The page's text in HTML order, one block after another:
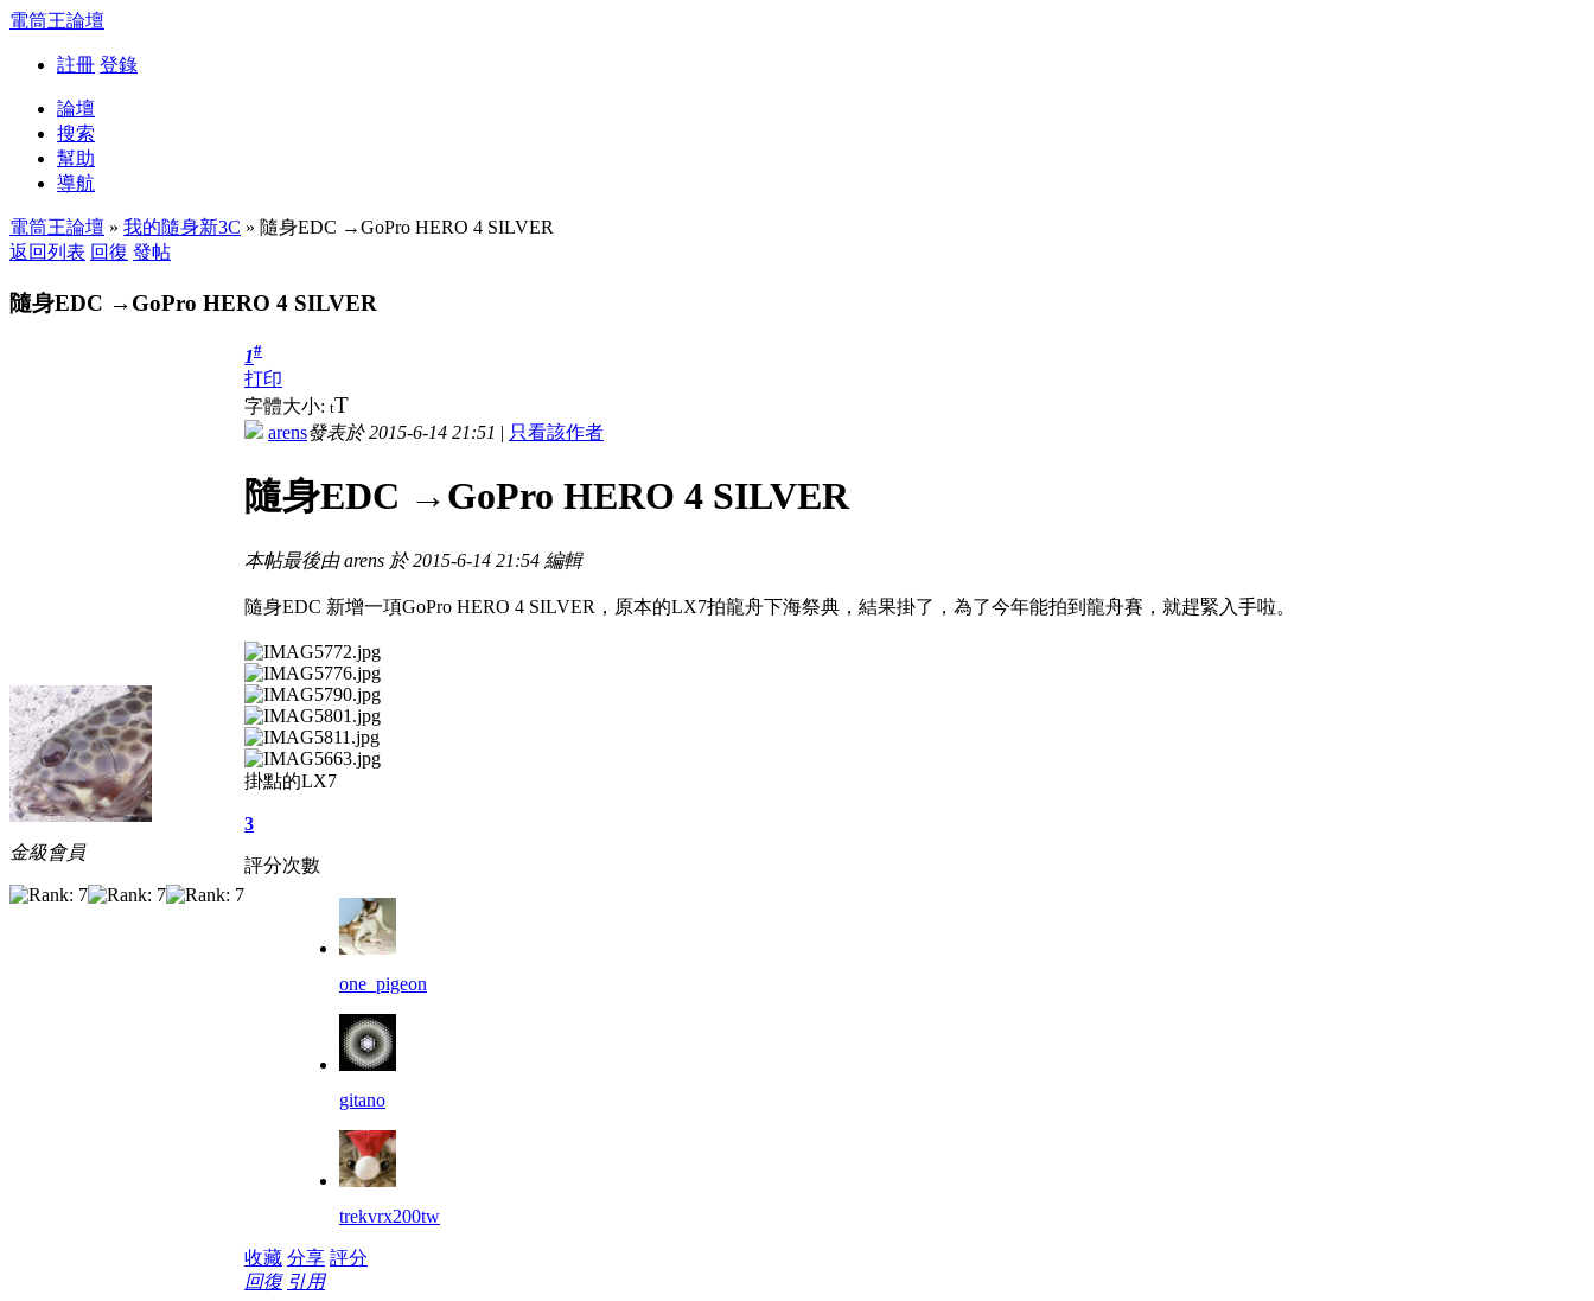
電筒王論壇
註冊 登錄
論壇
搜索
幫助
導航
電筒王論壇 » 我的隨身新3C » 隨身EDC →GoPro HERO 4 SILVER
返回列表 回復 發帖
隨身EDC →GoPro HERO 4 SILVER
金級會員
1#
打印
字體大小: tT
arens發表於 2015-6-14 21:51 | 只看該作者
隨身EDC →GoPro HERO 4 SILVER
本帖最後由 arens 於 2015-6-14 21:54 編輯
隨身EDC 新增一項GoPro HERO 4 SILVER，原本的LX7拍龍舟下海祭典，結果掛了，為了今年能拍到龍舟賽，就趕緊入手啦。
掛點的LX7
3
評分次數
one_pigeon
gitano
trekvrx200tw
收藏 分享 評分
回復 引用